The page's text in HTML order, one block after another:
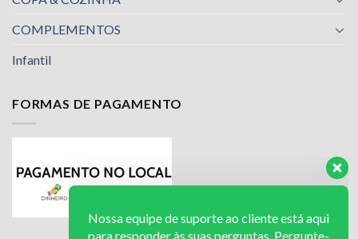
COMPLEMENTOS
Infantil
FORMAS DE PAGAMENTO
Nossa equipe de suporte ao cliente está aqui
para responder às suas perguntas. Pergunte-
nos qualquer coisa!